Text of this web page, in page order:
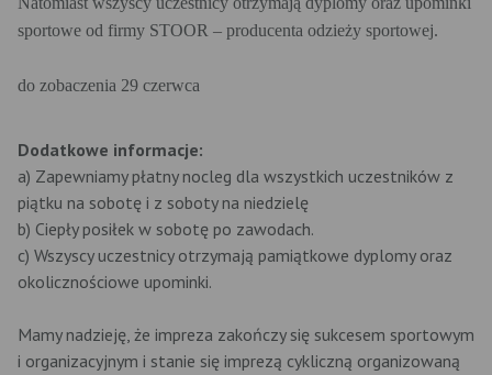
sportowe od firmy STOOR – producenta odzieży sportowej.
do zobaczenia 29 czerwca
Dodatkowe informacje:
a) Zapewniamy płatny nocleg dla wszystkich uczestników z
piątku na sobotę i z soboty na niedzielę
b) Ciepły posiłek w sobotę po zawodach.
c) Wszyscy uczestnicy otrzymają pamiątkowe dyplomy oraz
okolicznościowe upominki.
Mamy nadzieję, że impreza zakończy się sukcesem sportowym
i organizacyjnym i stanie się imprezą cykliczną organizowaną